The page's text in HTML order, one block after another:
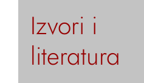
Izvori i
literatura